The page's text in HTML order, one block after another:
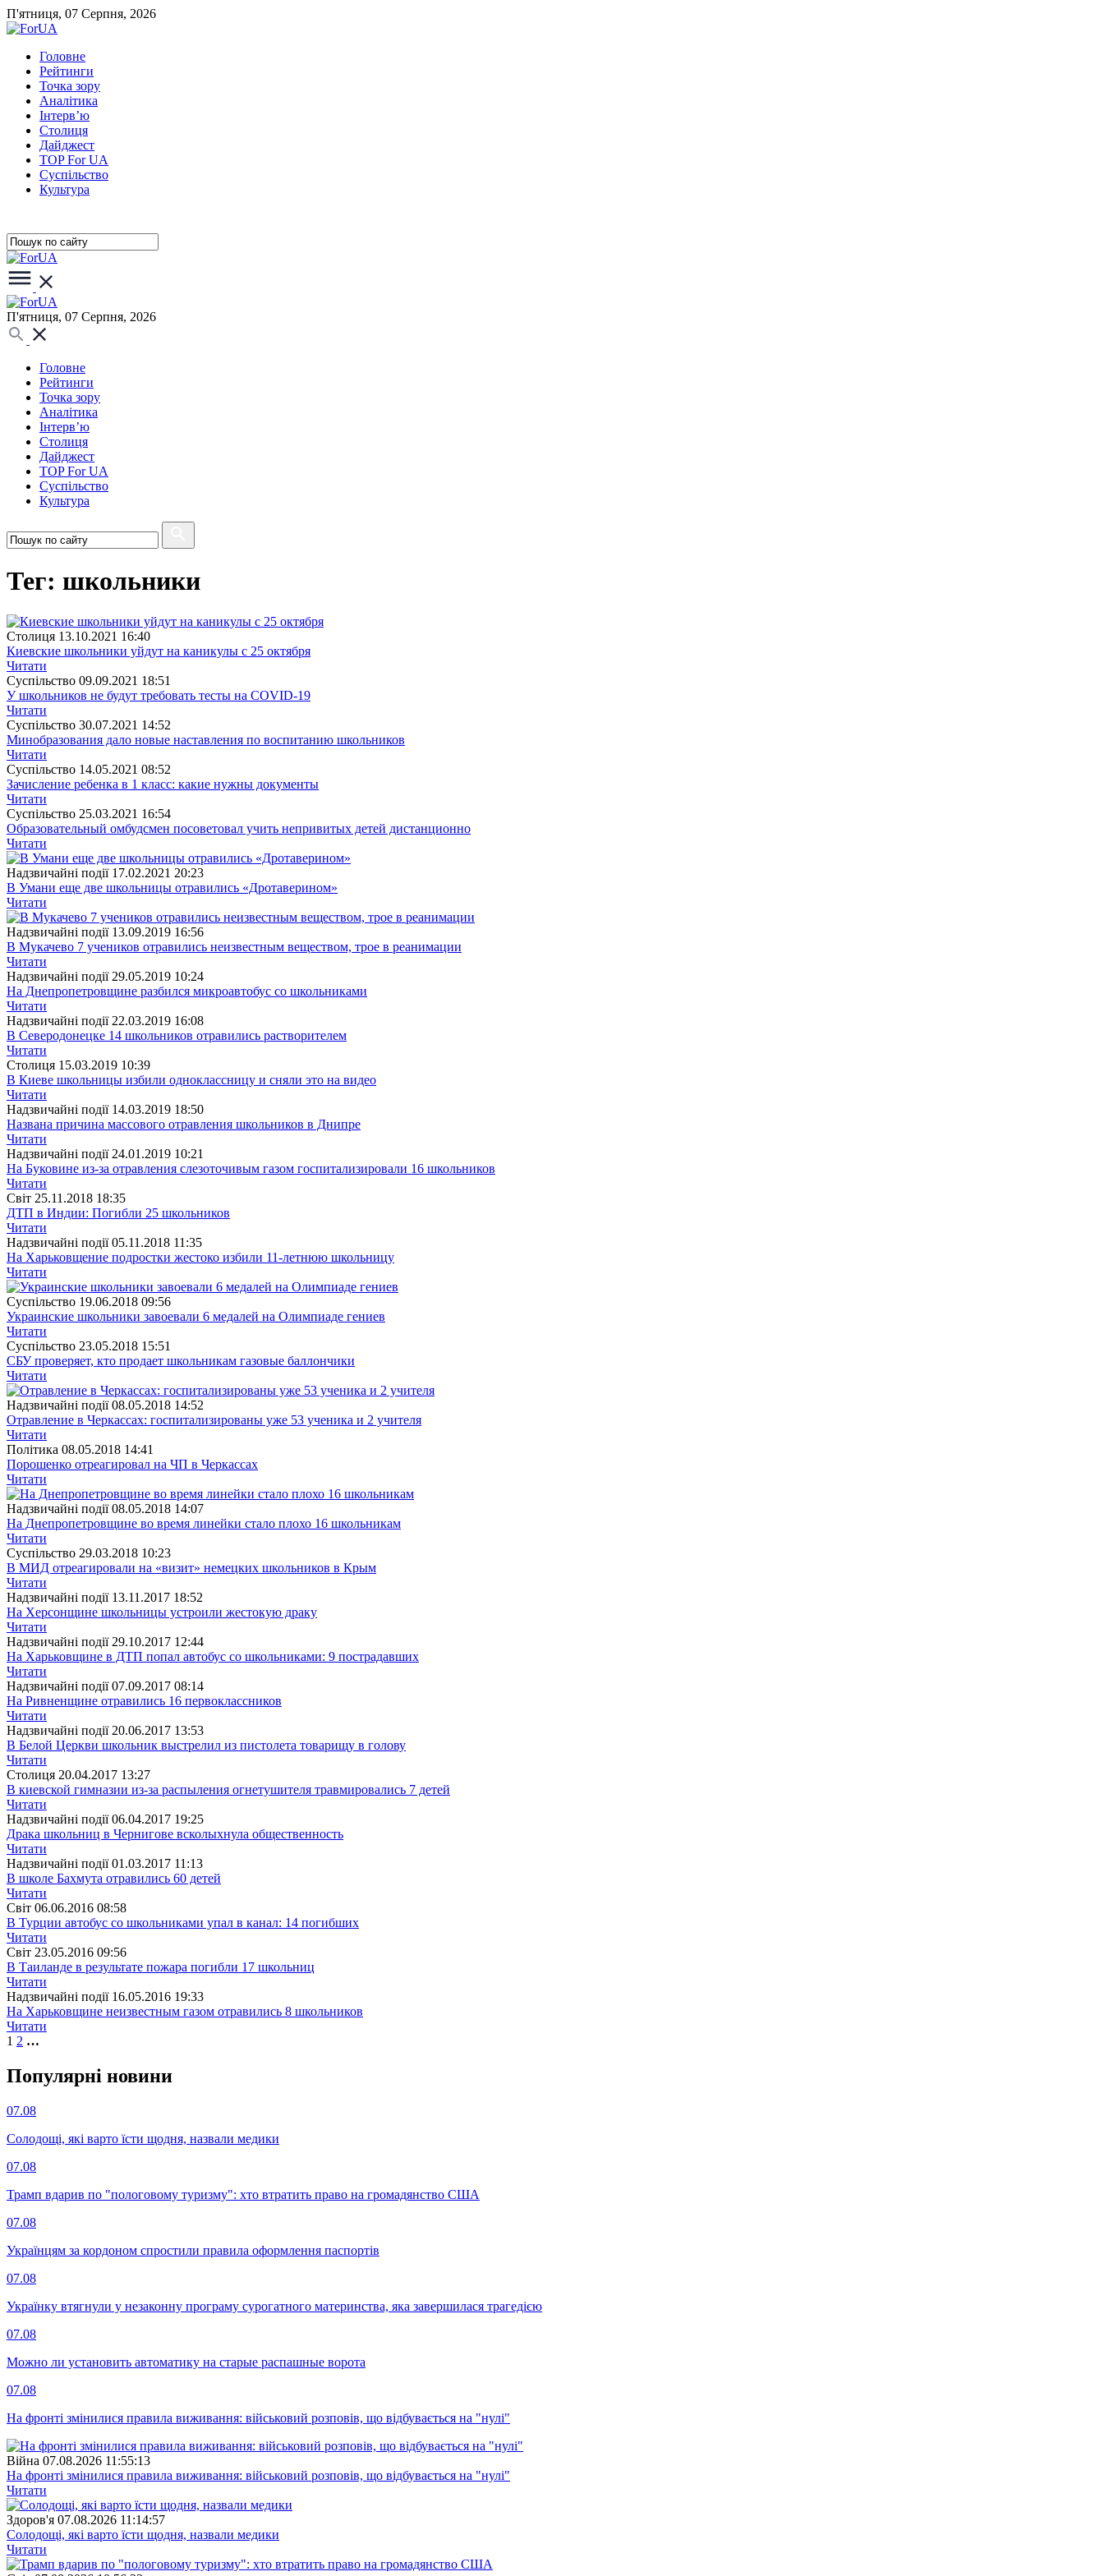
П'ятниця, 07 Серпня, 2026
Головне
Рейтинги
Точка зору
Аналітика
Інтерв’ю
Столиця
Дайджест
TOP For UA
Суспiльство
Культура
П'ятниця, 07 Серпня, 2026
Головне
Рейтинги
Точка зору
Аналітика
Інтерв’ю
Столиця
Дайджест
TOP For UA
Суспiльство
Культура
Тег: школьники
Столиця 13.10.2021 16:40
Киевские школьники уйдут на каникулы с 25 октября
Читати
Суспiльство 09.09.2021 18:51
У школьников не будут требовать тесты на COVID-19
Читати
Суспiльство 30.07.2021 14:52
Минобразования дало новые наставления по воспитанию школьников
Читати
Суспiльство 14.05.2021 08:52
Зачисление ребенка в 1 класс: какие нужны документы
Читати
Суспiльство 25.03.2021 16:54
Образовательный омбудсмен посоветовал учить непривитых детей дистанционно
Читати
Надзвичайні події 17.02.2021 20:23
В Умани еще две школьницы отравились «Дротаверином»
Читати
Надзвичайні події 13.09.2019 16:56
В Мукачево 7 учеников отравились неизвестным веществом, трое в реанимации
Читати
Надзвичайні події 29.05.2019 10:24
На Днепропетровщине разбился микроавтобус со школьниками
Читати
Надзвичайні події 22.03.2019 16:08
В Северодонецке 14 школьников отравились растворителем
Читати
Столиця 15.03.2019 10:39
В Киеве школьницы избили одноклассницу и сняли это на видео
Читати
Надзвичайні події 14.03.2019 18:50
Названа причина массового отравления школьников в Днипре
Читати
Надзвичайні події 24.01.2019 10:21
На Буковине из-за отравления слезоточивым газом госпитализировали 16 школьников
Читати
Свiт 25.11.2018 18:35
ДТП в Индии: Погибли 25 школьников
Читати
Надзвичайні події 05.11.2018 11:35
На Харьковщение подростки жестоко избили 11-летнюю школьницу
Читати
Суспiльство 19.06.2018 09:56
Украинские школьники завоевали 6 медалей на Олимпиаде гениев
Читати
Суспiльство 23.05.2018 15:51
СБУ проверяет, кто продает школьникам газовые баллончики
Читати
Надзвичайні події 08.05.2018 14:52
Отравление в Черкассах: госпитализированы уже 53 ученика и 2 учителя
Читати
Полiтика 08.05.2018 14:41
Порошенко отреагировал на ЧП в Черкассах
Читати
Надзвичайні події 08.05.2018 14:07
На Днепропетровщине во время линейки стало плохо 16 школьникам
Читати
Суспiльство 29.03.2018 10:23
В МИД отреагировали на «визит» немецких школьников в Крым
Читати
Надзвичайні події 13.11.2017 18:52
На Херсонщине школьницы устроили жестокую драку
Читати
Надзвичайні події 29.10.2017 12:44
На Харьковщине в ДТП попал автобус со школьниками: 9 пострадавших
Читати
Надзвичайні події 07.09.2017 08:14
На Ривненщине отравились 16 первоклассников
Читати
Надзвичайні події 20.06.2017 13:53
В Белой Церкви школьник выстрелил из пистолета товарищу в голову
Читати
Столиця 20.04.2017 13:27
В киевской гимназии из-за распыления огнетушителя травмировались 7 детей
Читати
Надзвичайні події 06.04.2017 19:25
Драка школьниц в Чернигове всколыхнула общественность
Читати
Надзвичайні події 01.03.2017 11:13
В школе Бахмута отравились 60 детей
Читати
Свiт 06.06.2016 08:58
В Турции автобус со школьниками упал в канал: 14 погибших
Читати
Свiт 23.05.2016 09:56
В Таиланде в результате пожара погибли 17 школьниц
Читати
Надзвичайні події 16.05.2016 19:33
На Харьковщине неизвестным газом отравились 8 школьников
Читати
1 2 …
Популярнi новини
07.08
Солодощі, які варто їсти щодня, назвали медики
07.08
Трамп вдарив по "пологовому туризму": хто втратить право на громадянство США
07.08
Українцям за кордоном спростили правила оформлення паспортів
07.08
Українку втягнули у незаконну програму сурогатного материнства, яка завершилася трагедією
07.08
Можно ли установить автоматику на старые распашные ворота
07.08
На фронті змінилися правила виживання: військовий розповів, що відбувається на "нулі"
Війна 07.08.2026 11:55:13
На фронті змінилися правила виживання: військовий розповів, що відбувається на "нулі"
Читати
Здоров'я 07.08.2026 11:14:57
Солодощі, які варто їсти щодня, назвали медики
Читати